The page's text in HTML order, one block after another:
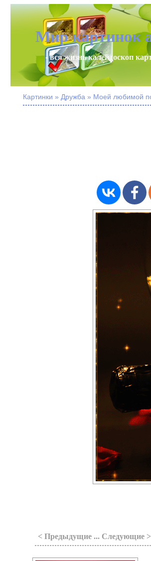
Мир картинок
- вся жизнь калейдоскоп
Картинки » Дружба » Моей любимой
< Предыдущие ... Следующие >